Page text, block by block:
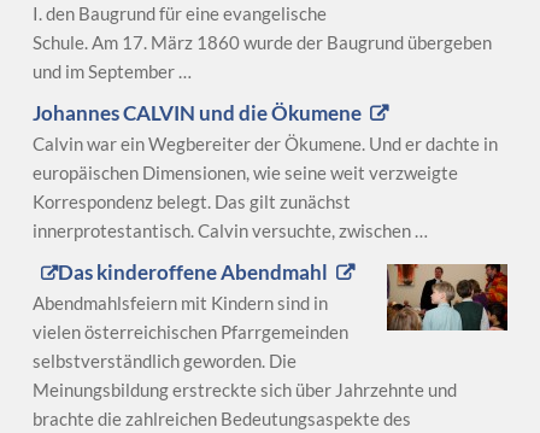
I. den Baugrund für eine evangelische
Schule. Am 17. März 1860 wurde der Baugrund übergeben
und im September …
Johannes CALVIN und die Ökumene
Calvin war ein Wegbereiter der Ökumene. Und er dachte in
europäischen Dimensionen, wie seine weit verzweigte
Korrespondenz belegt. Das gilt zunächst
innerprotestantisch. Calvin versuchte, zwischen …
Das kinderoffene Abendmahl
Abendmahlsfeiern mit Kindern sind in
vielen österreichischen Pfarrgemeinden
selbstverständlich geworden. Die
Meinungsbildung erstreckte sich über Jahrzehnte und
brachte die zahlreichen Bedeutungsaspekte des